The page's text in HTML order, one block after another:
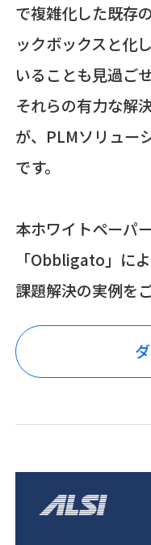
で複雑化した既存
ックボックスと化
いることも見過ご
それらの有力な解
が、PLMソリュー
です。
本ホワイトペーパ
「Obbligato」に
課題解決の実例を